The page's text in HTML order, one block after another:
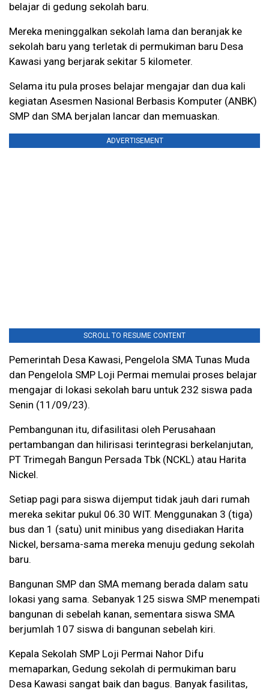
belajar di gedung sekolah baru.
Mereka meninggalkan sekolah lama dan beranjak ke
sekolah baru yang terletak di permukiman baru Desa
Kawasi yang berjarak sekitar 5 kilometer.
Selama itu pula proses belajar mengajar dan dua kali
kegiatan Asesmen Nasional Berbasis Komputer (ANBK)
SMP dan SMA berjalan lancar dan memuaskan.
ADVERTISEMENT
SCROLL TO RESUME CONTENT
Pemerintah Desa Kawasi, Pengelola SMA Tunas Muda
dan Pengelola SMP Loji Permai memulai proses belajar
mengajar di lokasi sekolah baru untuk 232 siswa pada
Senin (11/09/23).
Pembangunan itu, difasilitasi oleh Perusahaan
pertambangan dan hilirisasi terintegrasi berkelanjutan,
PT Trimegah Bangun Persada Tbk (NCKL) atau Harita
Nickel.
Setiap pagi para siswa dijemput tidak jauh dari rumah
mereka sekitar pukul 06.30 WIT. Menggunakan 3 (tiga)
bus dan 1 (satu) unit minibus yang disediakan Harita
Nickel, bersama-sama mereka menuju gedung sekolah
baru.
Bangunan SMP dan SMA memang berada dalam satu
lokasi yang sama. Sebanyak 125 siswa SMP menempati
bangunan di sebelah kanan, sementara siswa SMA
berjumlah 107 siswa di bangunan sebelah kiri.
Kepala Sekolah SMP Loji Permai Nahor Difu
memaparkan, Gedung sekolah di permukiman baru
Desa Kawasi sangat baik dan bagus. Banyak fasilitas,